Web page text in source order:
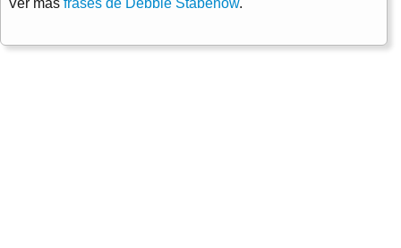
Ver más frases de Debbie Stabenow.